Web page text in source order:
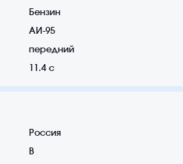
Бензин
АИ-95
передний
11.4 с
Россия
B